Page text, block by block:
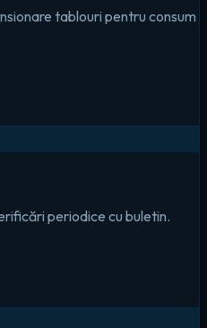
tablouri pentru consum
periodice cu buletin.